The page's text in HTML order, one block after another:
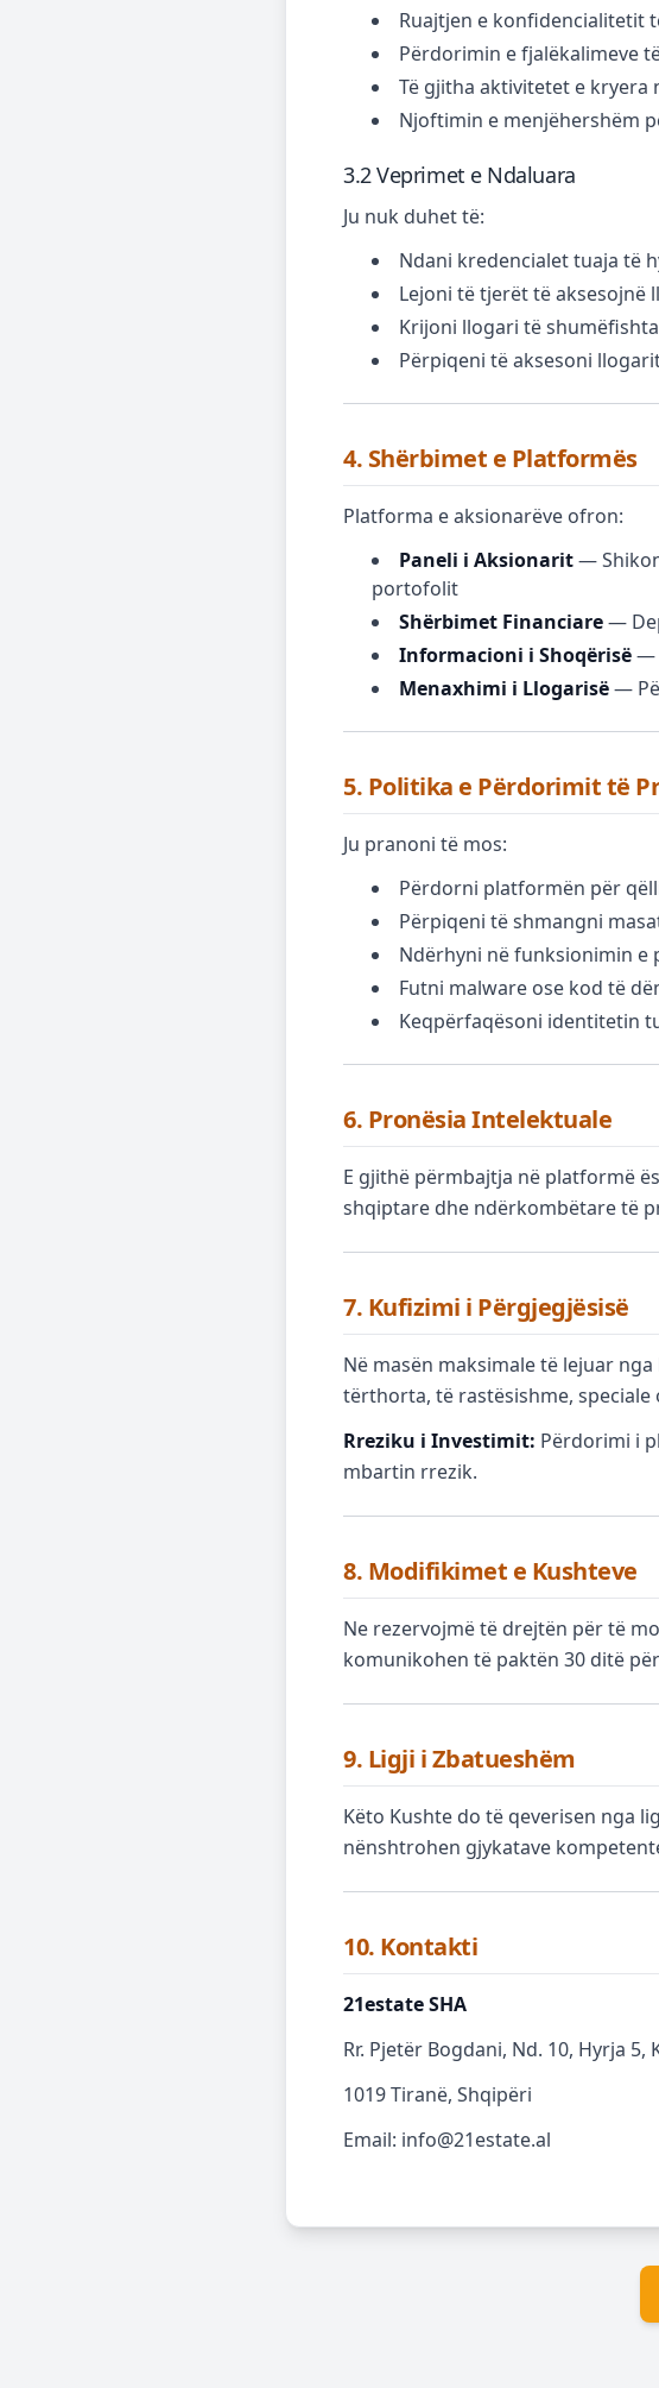
Ruajtjen e konfidencialitetit
Përdorimin e fjalëkalimeve
Të gjitha aktivitetet e kryera
Njoftimin e menjëhershëm
3.2 Veprimet e Ndaluara
Ju nuk duhet të:
Ndani kredencialet tuaja të
Lejoni të tjerët të aksesojnë
Krijoni llogari të shumëfishta
Përpiqeni të aksesoni
4. Shërbimet e Platformës
Platforma e aksionarëve ofron:
Paneli i Aksionarit—
portofolit
Shërbimet Financiare—
Informacioni i Shoqërisë—
Menaxhimi i Llogarisë—
5. Politika e Përdorimit të
Ju pranoni të mos:
Përdorni platformën për
Përpiqeni të shmangni
Ndërhyni në funksionimin e
Futni malware ose kod të
Keqpërfaqësoni identitetin
6. Pronësia Intelektuale
E gjithë përmbajtja në platformë
shqiptare dhe ndërkombëtare të
7. Kufizimi i Përgjegjësisë
Në masën maksimale të lejuar
tërthorta, të rastësishme,
Rreziku i Investimit: Përdorimi i
mbartin rrezik.
8. Modifikimet e Kushteve
Ne rezervojmë të drejtën për të
komunikohen të paktën 30 ditë
9. Ligji i Zbatueshëm
Këto Kushte do të qeverisen nga
nënshtrohen gjykatave
10. Kontakti
21estate SHA
Rr. Pjetër Bogdani, Nd. 10, Hyrja 5,
1019 Tiranë, Shqipëri
Email: info@21estate.al